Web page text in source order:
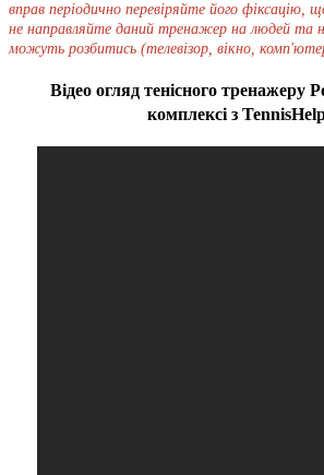
вправ періодично перевіряйте його фіксацію,
не направляйте даний тренажер на людей та
можуть розбитись (телевізор, вікно,
Відео огляд тенісного тренажеру
комплексі з